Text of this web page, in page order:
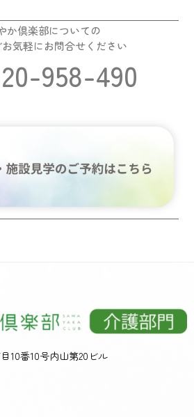
か倶楽部についての
気軽にお問合せください
958-490
10番10号内山第20ビル